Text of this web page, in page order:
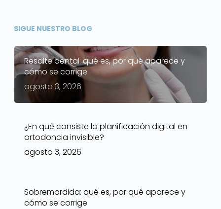
SIGUE NUESTRO BLOG
Resalte dental: qué es, por qué aparece y
cómo se corrige
agosto 3, 2026
¿En qué consiste la planificación digital en
ortodoncia invisible?
agosto 3, 2026
Sobremordida: qué es, por qué aparece y
cómo se corrige